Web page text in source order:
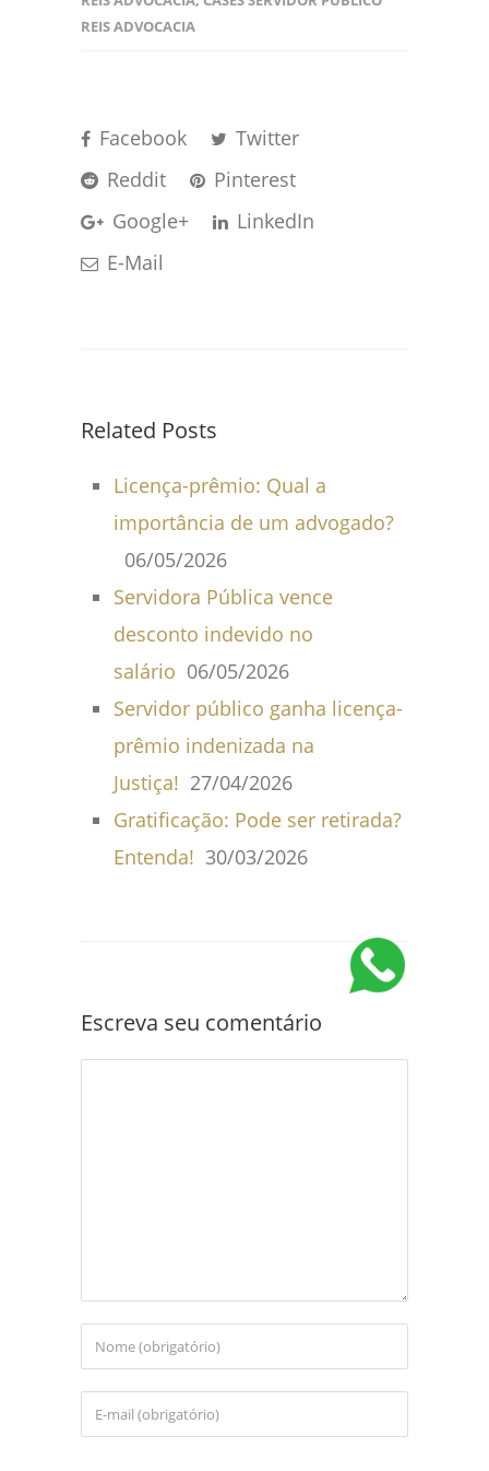
REIS ADVOCACIA
Facebook
Twitter
Reddit
Pinterest
Google+
LinkedIn
E-Mail
Related Posts
Licença-prêmio: Qual a
importância de um advogado?
06/05/2026
Servidora Pública vence
desconto indevido no
salário 06/05/2026
Servidor público ganha licença-
prêmio indenizada na
Justiça! 27/04/2026
Gratificação: Pode ser retirada?
Entenda! 30/03/2026
Escreva seu comentário